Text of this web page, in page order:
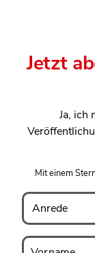
Jetzt
Ja, ich
Mit einem
Anrede
Vorname